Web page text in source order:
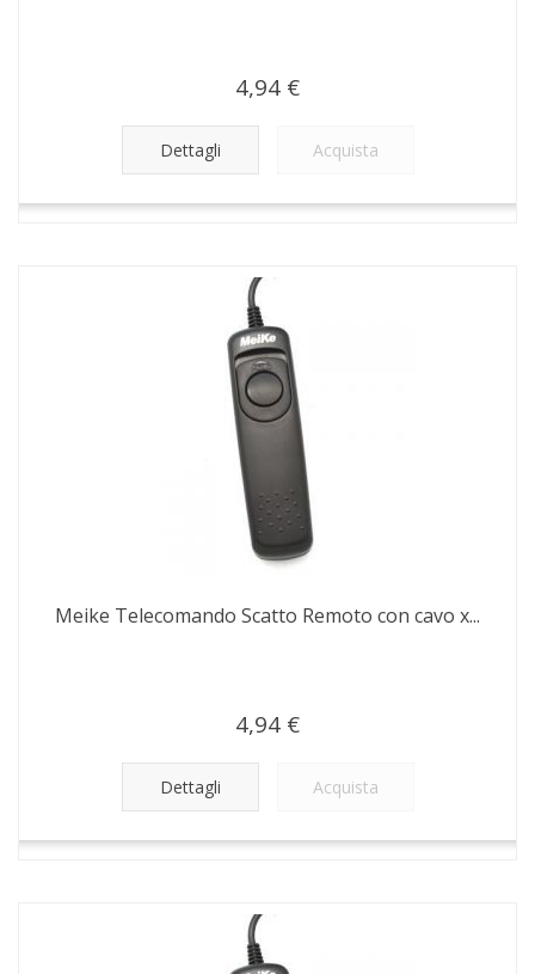
4,94 €
Dettagli Acquista
Meike Telecomando Scatto Remoto con cavo x...
4,94 €
Dettagli Acquista